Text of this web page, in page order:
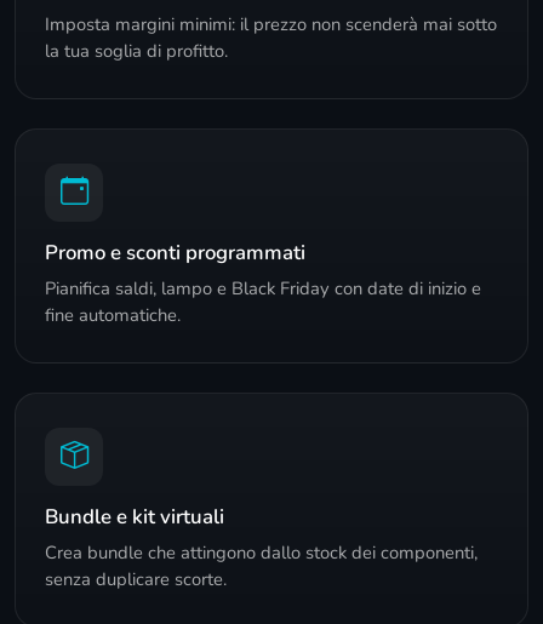
Imposta margini minimi: il prezzo non scenderà mai sotto
la tua soglia di profitto.
Promo e sconti programmati
Pianifica saldi, lampo e Black Friday con date di inizio e
fine automatiche.
Bundle e kit virtuali
Crea bundle che attingono dallo stock dei componenti,
senza duplicare scorte.